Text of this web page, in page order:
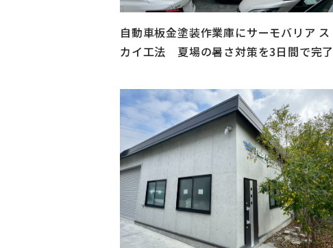
自動車板金塗装作業庫にサーモバリア ス
カイ工法 夏場の暑さ対策を3日間で完了